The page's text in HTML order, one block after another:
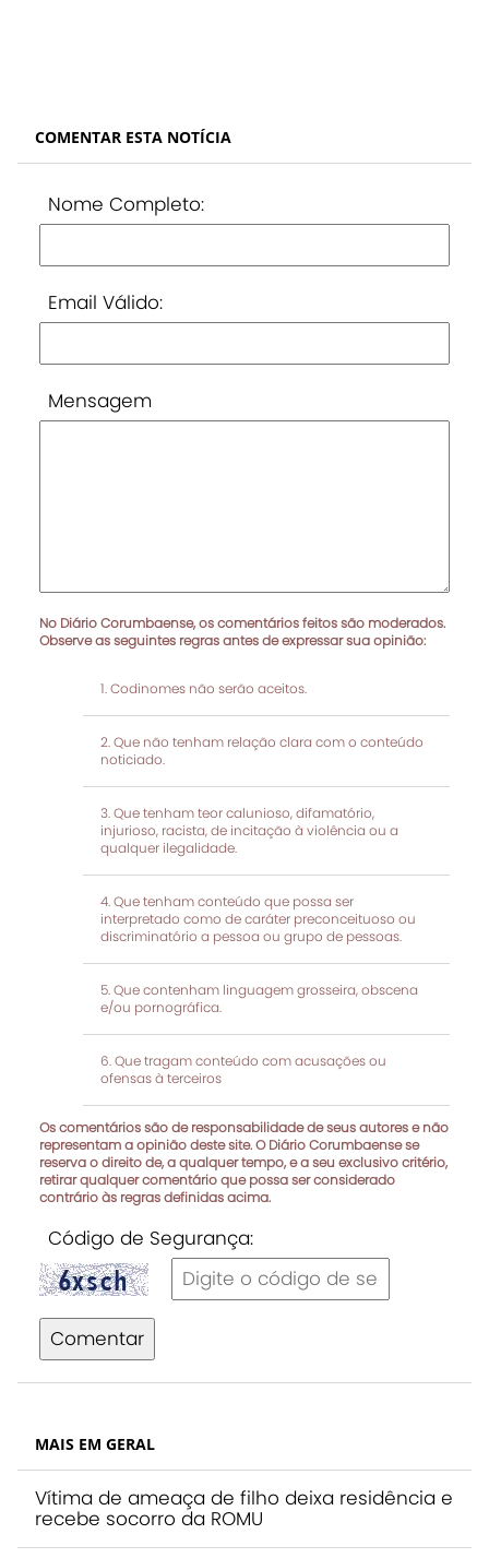
COMENTAR ESTA NOTÍCIA
Nome Completo:
Email Válido:
Mensagem
No Diário Corumbaense, os comentários feitos são moderados.
Observe as seguintes regras antes de expressar sua opinião:
Codinomes não serão aceitos.
Que não tenham relação clara com o conteúdo
noticiado.
Que tenham teor calunioso, difamatório,
injurioso, racista, de incitação à violência ou a
qualquer ilegalidade.
Que tenham conteúdo que possa ser
interpretado como de caráter preconceituoso ou
discriminatório a pessoa ou grupo de pessoas.
Que contenham linguagem grosseira, obscena
e/ou pornográfica.
Que tragam conteúdo com acusações ou
ofensas à terceiros
Os comentários são de responsabilidade de seus autores e não
representam a opinião deste site. O Diário Corumbaense se
reserva o direito de, a qualquer tempo, e a seu exclusivo critério,
retirar qualquer comentário que possa ser considerado
contrário às regras definidas acima.
Código de Segurança:
Comentar
MAIS EM GERAL
Vítima de ameaça de filho deixa residência e
recebe socorro da ROMU